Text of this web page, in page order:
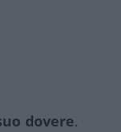
dovere.